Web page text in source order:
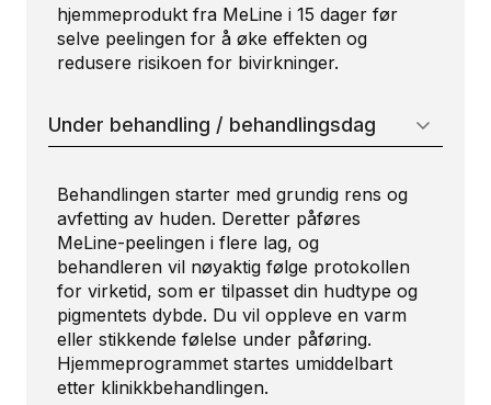
hjemmeprodukt fra MeLine i 15 dager før
selve peelingen for å øke effekten og
redusere risikoen for bivirkninger.
Under behandling / behandlingsdag
Behandlingen starter med grundig rens og
avfetting av huden. Deretter påføres
MeLine-peelingen i flere lag, og
behandleren vil nøyaktig følge protokollen
for virketid, som er tilpasset din hudtype og
pigmentets dybde. Du vil oppleve en varm
eller stikkende følelse under påføring.
Hjemmeprogrammet startes umiddelbart
etter klinikkbehandlingen.